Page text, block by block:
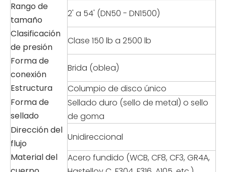
Rango de
tamaño
2' a 54' (DN50 - DN1500)
Clasificación
de presión
Clase 150 lb a 2500 lb
Forma de
conexión
Brida (oblea)
Estructura
Columpio de disco único
Forma de
sellado
Sellado duro (sello de metal) o sello
de goma
Dirección del
flujo
Unidireccional
Material del
Acero fundido (WCB, CF8, CF3, GR4A,